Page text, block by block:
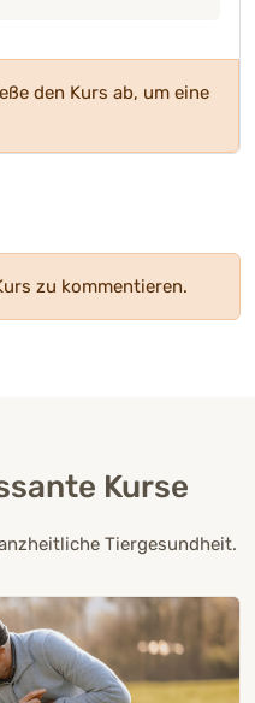
den Kurs ab, um eine
zu kommentieren.
Kurse
Tiergesundheit.